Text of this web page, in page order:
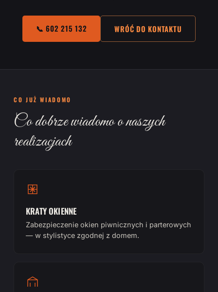
📞 602 215 132 WRÓĆ DO KONTAKTU
CO JUŻ WIADOMO
Co dobrze wiadomo o naszych
realizacjach
KRATY OKIENNE
Zabezpieczenie okien piwnicznych i parterowych
— w stylistyce zgodnej z domem.